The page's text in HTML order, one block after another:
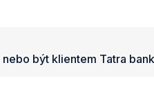
nebo být klientem Tatra